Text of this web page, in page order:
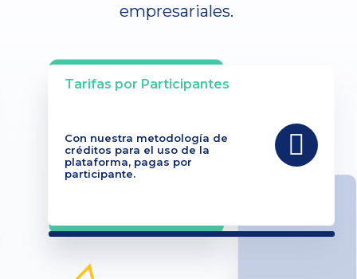
Tarifas por Participantes
Con nuestra metodología de
créditos para el uso de la
plataforma, pagas por
participante.
empresariales.